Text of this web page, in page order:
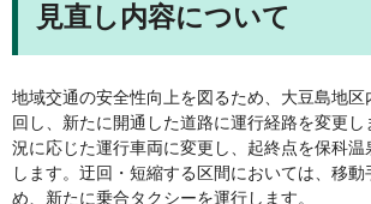
見直し内容について
地域交通の安全性向上を図るため、大豆島地区
回し、新たに開通した道路に運行経路を変更し
況に応じた運行車両に変更し、起終点を保科
します。迂回・短縮する区間においては、移
め、新たに乗合タクシーを運行します。